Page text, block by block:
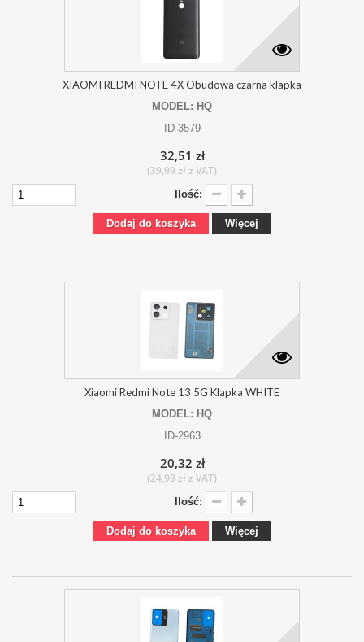
XIAOMI REDMI NOTE 4X Obudowa czarna klapka
MODEL: HQ
ID-3579
32,51 zł
(39,99 zł z VAT)
Ilość:
Dodaj do koszyka Więcej
Xiaomi Redmi Note 13 5G Klapka WHITE
MODEL: HQ
ID-2963
20,32 zł
(24,99 zł z VAT)
Ilość:
Dodaj do koszyka Więcej